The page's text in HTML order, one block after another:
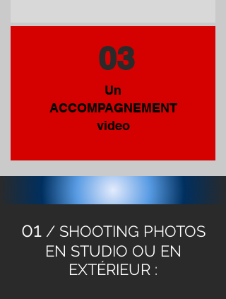
03
Un
ACCOMPAGNEMENT
video
01/ SHOOTING PHOTOS
EN STUDIO OU EN
EXTÉRIEUR :